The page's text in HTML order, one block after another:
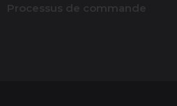
Processus de commande